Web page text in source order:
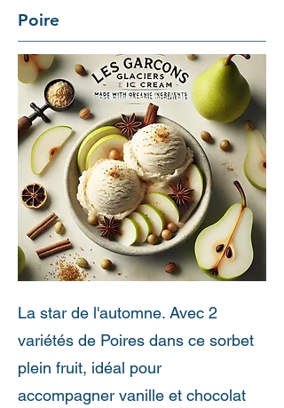
Poire
La star de l'automne. Avec 2
variétés de Poires dans ce sorbet
plein fruit, idéal pour
accompagner vanille et chocolat